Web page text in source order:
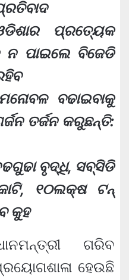
ପ୍ରତ୍ୟେକ
ପାଇଲେ ବିଜେଡି
ବଢାଇବାକୁ
ତର୍ଜନ କରୁଛନ୍ତି:
ବୃଦ୍ଧି, ସବ୍‌ସିଡି
୧୦ଲକ୍ଷ ଟନ୍
କୁହ
ଗରିବ
ହେଉଛି